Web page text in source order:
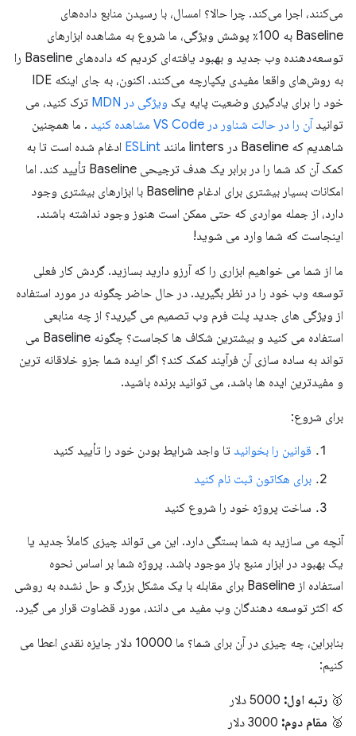
می‌کنند، اجرا می‌کند. چرا حالا؟ امسال، با رسیدن منابع داده‌های
Baseline به 100٪ پوشش ویژگی، ما شروع به مشاهده ابزارهای
توسعه‌دهنده وب جدید و بهبود یافته‌ای کردیم که داده‌های Baseline را
به روش‌های واقعا مفیدی یکپارچه می‌کنند. اکنون، به جای اینکه IDE
خود را برای یادگیری وضعیت پایه یک ویژگی در MDN
ترک کنید، می
توانید آن را در حالت شناور در VS Code مشاهده کنید
. ما همچنین
شاهدیم که Baseline در linters مانند
ESLint ادغام شده است تا به
کمک آن کد شما را در برابر یک هدف ترجیحی Baseline تأیید کند. اما
امکانات بسیار بیشتری برای ادغام Baseline با ابزارهای بیشتری وجود
دارد، از جمله مواردی که حتی ممکن است هنوز وجود نداشته باشند.
اینجاست که شما وارد می شوید!
ما از شما می خواهیم ابزاری را که آرزو دارید بسازید. گردش کار فعلی
توسعه وب خود را در نظر بگیرید. در حال حاضر چگونه در مورد استفاده
از ویژگی های جدید پلت فرم وب تصمیم می گیرید؟ از چه منابعی
استفاده می کنید و بیشترین شکاف ها کجاست؟ چگونه Baseline می
تواند به ساده سازی آن فرآیند کمک کند؟ اگر ایده شما جزو خلاقانه ترین
و مفیدترین ایده ها باشد، می توانید برنده باشید.
برای شروع:
قوانین را بخوانید تا واجد شرایط بودن خود را تأیید کنید
برای هکاتون ثبت نام کنید
ساخت پروژه خود را شروع کنید
آنچه می سازید به شما بستگی دارد. این می تواند چیزی کاملاً جدید یا
یک بهبود در ابزار منبع باز موجود باشد. پروژه شما بر اساس نحوه
استفاده از Baseline برای مقابله با یک مشکل بزرگ و حل نشده به روشی
که اکثر توسعه دهندگان وب مفید می دانند، مورد قضاوت قرار می گیرد.
بنابراین، چه چیزی در آن برای شما؟ ما 10000 دلار جایزه نقدی اعطا می
کنیم:
🥇 رتبه اول:
🥈 مقام دوم: